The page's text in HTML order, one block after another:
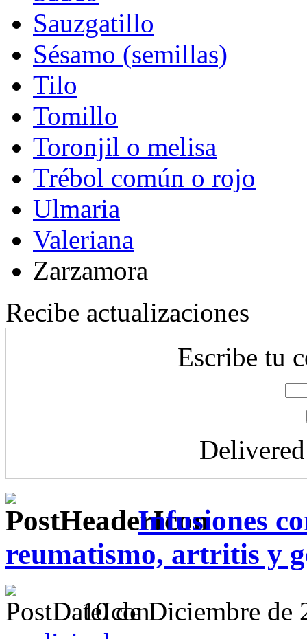
Sauzgatillo
Sésamo (semillas)
Tilo
Tomillo
Toronjil o melisa
Trébol común o rojo
Ulmaria
Valeriana
Zarzamora
Recibe actualizaciones
Escribe tu
Infusiones
reumatismo, artritis y
10 de Diciembre de